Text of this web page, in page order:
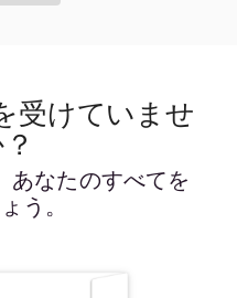
受けていませ
あなたのすべてを
う。